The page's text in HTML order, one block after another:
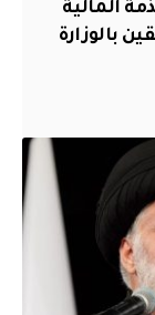
المالية
بالوزارة